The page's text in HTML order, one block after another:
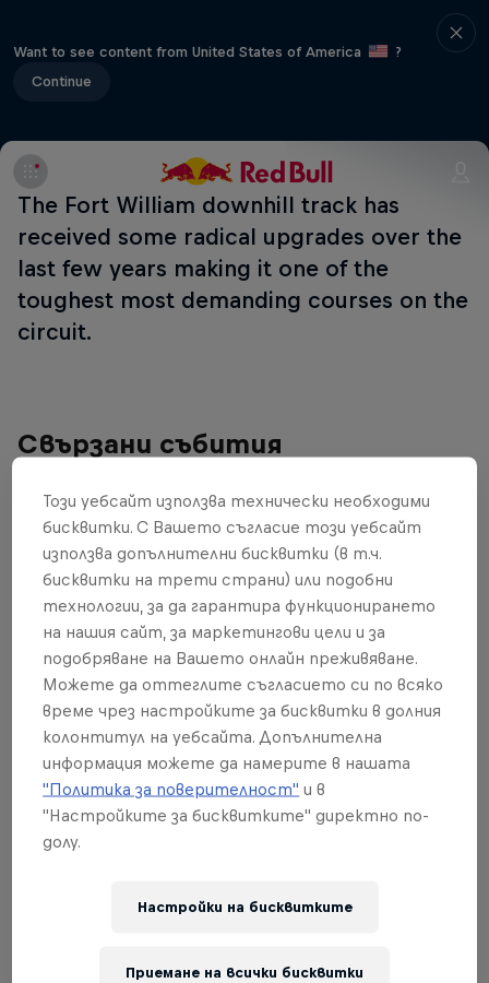
Want to see content from United States of America
?
Continue
The Fort William downhill track has
received some radical upgrades over the
last few years making it one of the
toughest most demanding courses on the
circuit.
Свързани събития
Red Bull Rampage
Virgin, Utah, United States
Този уебсайт използва технически необходими
бисквитки. С Вашето съгласие този уебсайт
използва допълнителни бисквитки (в т.ч.
бисквитки на трети страни) или подобни
технологии, за да гарантира функционирането
на нашия сайт, за маркетингови цели и за
подобряване на Вашето онлайн преживяване.
Можете да оттеглите съгласието си по всяко
време чрез настройките за бисквитки в долния
колонтитул на уебсайта. Допълнителна
информация можете да намерите в нашата
"Политика за поверителност" и в
"Настройките за бисквитките" директно по-
долу.
Настройки на бисквитките
Приемане на всички бисквитки